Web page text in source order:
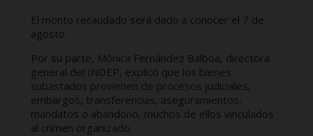
El monto recaudado será dado a conocer el 7 de
agosto.
Por su parte, Mónica Fernández Balboa, directora
general del INDEP, explicó que los bienes
subastados provienen de procesos judiciales,
embargos, transferencias, aseguramientos,
mandatos o abandono, muchos de ellos vinculados
al crimen organizado.